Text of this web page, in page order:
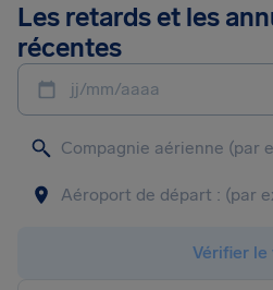
Les retards et les
récentes
jj/mm/aaaa
Vérifier le